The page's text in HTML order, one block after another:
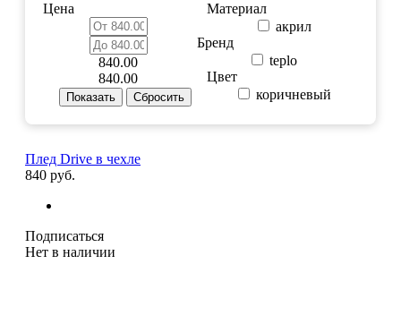
Цена
840.00
840.00
Материал
акрил
Бренд
teplo
Цвет
коричневый
Плед Drive в чехле
840 руб.
Подписаться
Нет в наличии